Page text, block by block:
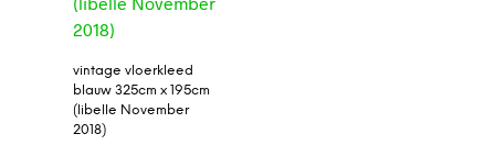
vintage vloerkleed
blauw 325cm x 195cm
(libelle November
2018)